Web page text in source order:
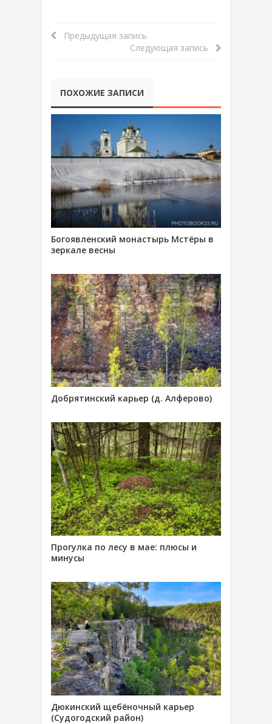
Предыдущая запись
Следующая запись
ПОХОЖИЕ ЗАПИСИ
Богоявленский монастырь Мстёры в
зеркале весны
Добрятинский карьер (д. Алферово)
Прогулка по лесу в мае: плюсы и
минусы
Дюкинский щебёночный карьер
(Судогодский район)